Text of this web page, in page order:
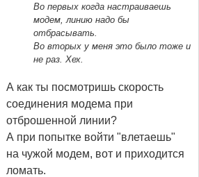
Во первых когда настраиваешь
модем, линию надо бы
отбрасывать.
Во вторых у меня это было тоже и
не раз. Хех.
А как ты посмотришь скорость
соединения модема при
отброшенной линии?
А при попытке войти "влетаешь"
на чужой модем, вот и приходится
ломать.